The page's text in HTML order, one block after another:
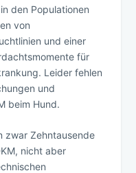
den Populationen
von
und einer
für
Leider fehlen
und
beim Hund.
zwar Zehntausende
nicht aber